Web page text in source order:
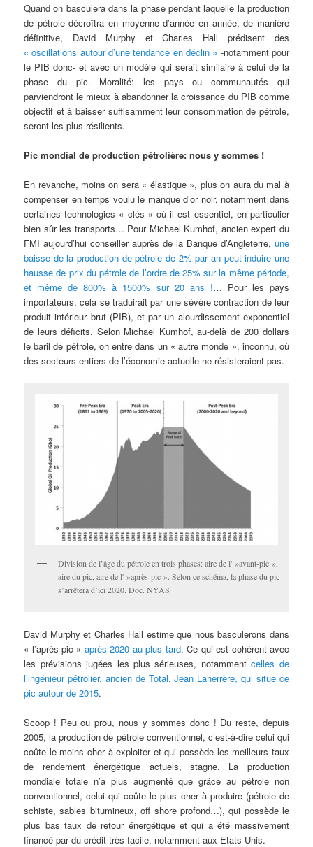
Quand on basculera dans la phase pendant laquelle la production
de pétrole décroîtra en moyenne d’année en année, de manière
définitive, David Murphy et Charles Hall prédisent des
« oscillations autour d’une tendance en déclin » -notamment pour
le PIB donc- et avec un modèle qui serait similaire à celui de la
phase du pic. Moralité: les pays ou communautés qui
parviendront le mieux à abandonner la croissance du PIB comme
objectif et à baisser suffisamment leur consommation de pétrole,
seront les plus résilients.
Pic mondial de production pétrolière: nous y sommes !
En revanche, moins on sera « élastique », plus on aura du mal à
compenser en temps voulu le manque d’or noir, notamment dans
certaines technologies « clés » où il est essentiel, en particulier
bien sûr les transports… Pour Michael Kumhof, ancien expert du
FMI aujourd’hui conseiller auprès de la Banque d’Angleterre, une
baisse de la production de pétrole de 2% par an peut induire une
hausse de prix du pétrole de l’ordre de 25% sur la même période,
et même de 800% à 1500% sur 20 ans !… Pour les pays
importateurs, cela se traduirait par une sévère contraction de leur
produit intérieur brut (PIB), et par un alourdissement exponentiel
de leurs déficits. Selon Michael Kumhof, au-delà de 200 dollars
le baril de pétrole, on entre dans un « autre monde », inconnu, où
des secteurs entiers de l’économie actuelle ne résisteraient pas.
Division de l’âge du pétrole en trois phases: aire de l' »avant-pic »,
aire du pic, aire de l' »après-pic ». Selon ce schéma, la phase du pic
s’arrêtera d’ici 2020. Doc. NYAS
David Murphy et Charles Hall estime que nous basculerons dans
« l’après pic » après 2020 au plus tard. Ce qui est cohérent avec
les prévisions jugées les plus sérieuses, notammentcelles de
l’ingénieur pétrolier, ancien de Total, Jean Laherrère, qui situe ce
pic autour de 2015.
Scoop ! Peu ou prou, nous y sommes donc ! Du reste, depuis
2005, la production de pétrole conventionnel, c’est-à-dire celui qui
coûte le moins cher à exploiter et qui possède les meilleurs taux
de rendement énergétique actuels, stagne. La production
mondiale totale n’a plus augmenté que grâce au pétrole non
conventionnel, celui qui coûte le plus cher à produire (pétrole de
schiste, sables bitumineux, off shore profond…), qui possède le
plus bas taux de retour énergétique et qui a été massivement
financé par du crédit très facile, notamment aux Etats-Unis.